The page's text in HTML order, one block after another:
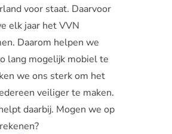
voor staat. Daarvoor
elk jaar het VVN
Daarom helpen we
lang mogelijk mobiel te
we ons sterk om het
veiliger te maken.
daarbij. Mogen we op